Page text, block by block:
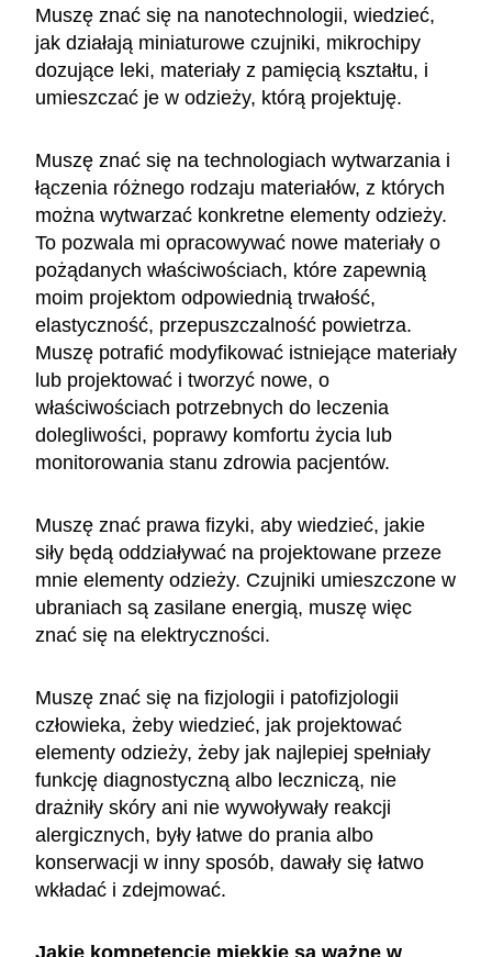
Muszę znać się na nanotechnologii, wiedzieć,
jak działają miniaturowe czujniki, mikrochipy
dozujące leki, materiały z pamięcią kształtu, i
umieszczać je w odzieży, którą projektuję.
Muszę znać się na technologiach wytwarzania i
łączenia różnego rodzaju materiałów, z których
można wytwarzać konkretne elementy odzieży.
To pozwala mi opracowywać nowe materiały o
pożądanych właściwościach, które zapewnią
moim projektom odpowiednią trwałość,
elastyczność, przepuszczalność powietrza.
Muszę potrafić modyfikować istniejące materiały
lub projektować i tworzyć nowe, o
właściwościach potrzebnych do leczenia
dolegliwości, poprawy komfortu życia lub
monitorowania stanu zdrowia pacjentów.
Muszę znać prawa fizyki, aby wiedzieć, jakie
siły będą oddziaływać na projektowane przeze
mnie elementy odzieży. Czujniki umieszczone w
ubraniach są zasilane energią, muszę więc
znać się na elektryczności.
Muszę znać się na fizjologii i patofizjologii
człowieka, żeby wiedzieć, jak projektować
elementy odzieży, żeby jak najlepiej spełniały
funkcję diagnostyczną albo leczniczą, nie
drażniły skóry ani nie wywoływały reakcji
alergicznych, były łatwe do prania albo
konserwacji w inny sposób, dawały się łatwo
wkładać i zdejmować.
Jakie kompetencje miękkie są ważne w